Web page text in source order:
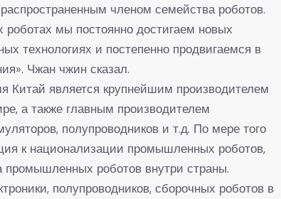
членом семейства роботов.
мы постоянно достигаем новых
технологиях и постепенно продвигаемся в
Чжан чжин сказал.
Китай является крупнейшим производителем
а также главным производителем
полупроводников и т.д. По мере того
к национализации промышленных роботов,
промышленных роботов внутри страны.
полупроводников, сборочных роботов в